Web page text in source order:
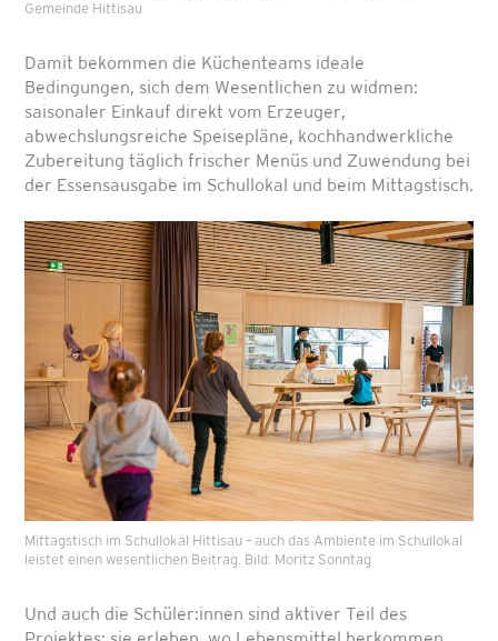
Gemeinde Hittisau
Damit bekommen die Küchenteams ideale
Bedingungen, sich dem Wesentlichen zu widmen:
saisonaler Einkauf direkt vom Erzeuger,
abwechslungsreiche Speisepläne, kochhandwerkliche
Zubereitung täglich frischer Menüs und Zuwendung bei
der Essensausgabe im Schullokal und beim Mittagstisch.
Mittagstisch im Schullokal Hittisau – auch das Ambiente im Schullokal
leistet einen wesentlichen Beitrag. Bild: Moritz Sonntag
Und auch die Schüler:innen sind aktiver Teil des